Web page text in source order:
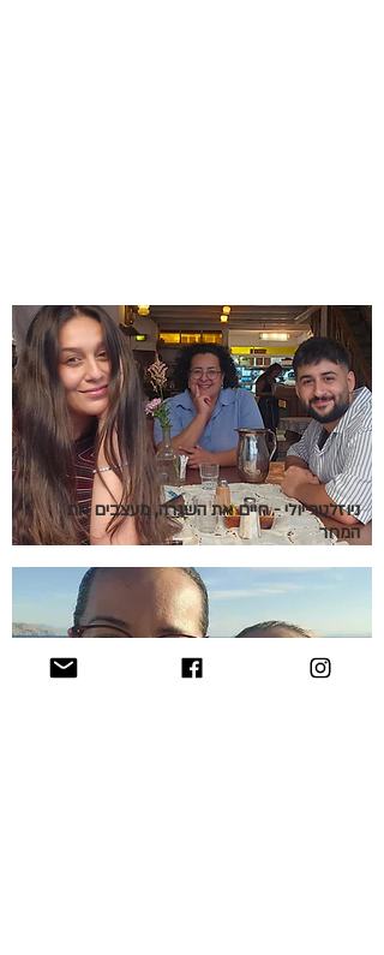
ניוזלטר יולי - חיים את השגרה, מעצבים את
המחר